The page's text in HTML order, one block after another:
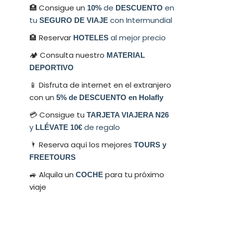
🏥 Consigue un 10% de DESCUENTO en
tu SEGURO DE VIAJE con Intermundial
🏨 Reservar HOTELES al mejor precio
🏕 Consulta nuestro MATERIAL
DEPORTIVO
📱 Disfruta de internet en el extranjero
con un 5% de DESCUENTO en Holafly
💳​ Consigue tu TARJETA VIAJERA N26
y LLÉVATE 10€ de regalo
🌂 Reserva aquí los mejores TOURS y
FREETOURS
🚙 Alquila un COCHE para tu próximo
viaje